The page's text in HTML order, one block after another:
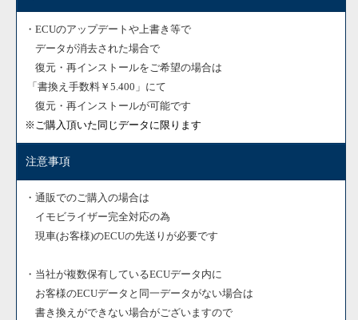
・ECUのアップデートや上書き等で
データが消去された場合で
復元・再インストールをご希望の場合は
「書換え手数料￥5.400」にて
復元・再インストールが可能です
※ご購入頂いた同じデータに限ります
注意事項
・通販でのご購入の場合は
イモビライザー完全対応の為
現車(お客様)のECUの先送りが必要です
・当社が複数保有しているECUデータ内に
お客様のECUデータと同一データがない場合は
書き換えができない場合がございますので